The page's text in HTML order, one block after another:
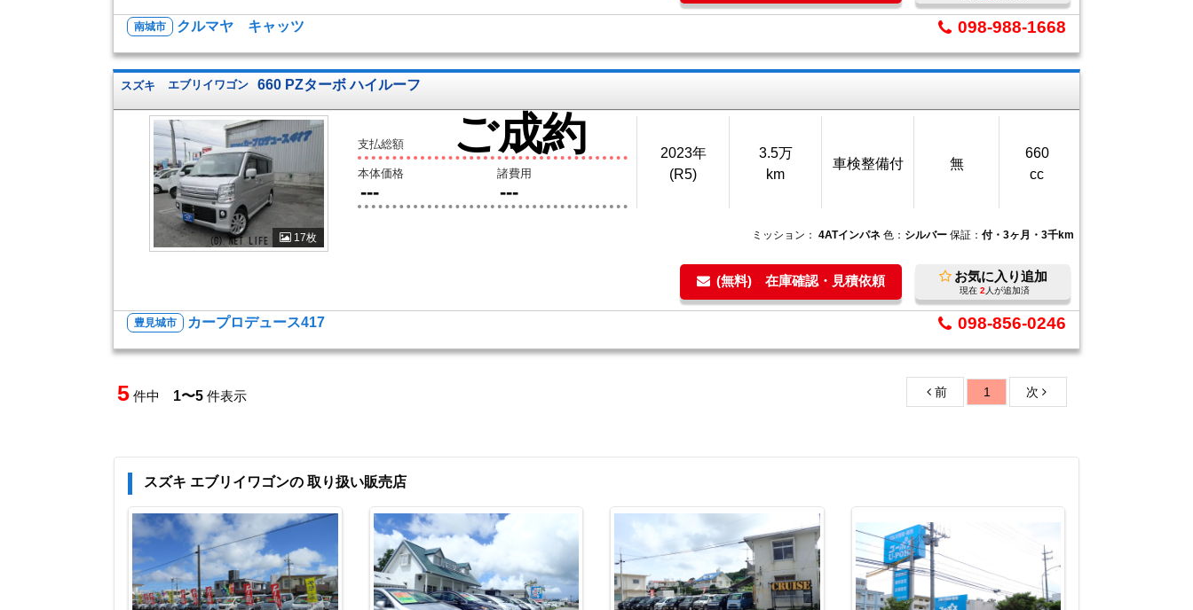
南城市 クルマヤ キャッツ 098-988-1668
スズキ エブリイワゴン 660 PZターボ ハイルーフ
17枚
支払総額 ご成約
本体価格
---
諸費用
---
2023年
(R5)
3.5万
km
車検整備付 無
660
cc
ミッション： 4ATインパネ 色： シルバー 保証： 付・3ヶ月・3千km
(無料) 在庫確認・見積依頼 お気に入り追加
現在 2 人が追加済
豊見城市 カープロデュース417 098-856-0246
5 件中 1〜5 件表示 前 1 次
スズキ エブリイワゴンの 取り扱い販売店